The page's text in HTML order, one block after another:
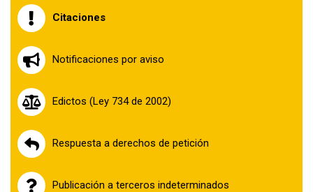
navegación
Citaciones
Notificaciones por aviso
Edictos (Ley 734 de 2002)
Respuesta a derechos de petición
Publicación a terceros indeterminados